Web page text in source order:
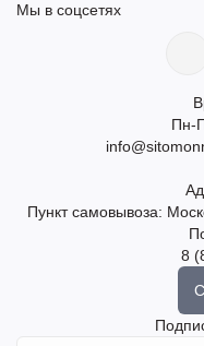
Мы в соцсетях
Пн-
Пункт самовывоза:
8